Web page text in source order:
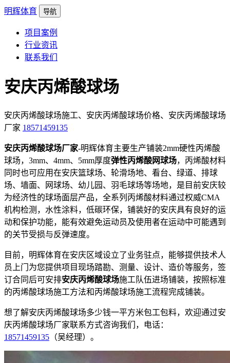
明辉体育 导航
项目案例
行业资讯
联系我们
安庆丙烯酸球场
安庆丙烯酸球场施工、安庆丙烯酸球场价格、安庆丙烯酸球场
厂家 18571459135
安庆丙烯酸球场厂家-明辉体育主要生产铺装2mm硬性丙烯酸
球场，3mm、4mm、5mm厚度弹性丙烯酸网球场，丙烯酸材料
同时也可应用在安庆篮球场、轮滑场地、看台、绿道、排球
场、墙面、网球场、幼儿园、羽毛球场等场地，是目前安庆较
为经济性的球场面层产品，全系列丙烯酸材料通过权威CMA
机构检测，水性涂料，低碳环保，铺装好的安庆具有良好的运
动和保护功能，能有效避免运动员及使用者在运动中可能遇到
的关节受损与反弹速度。
目前，明辉体育在安庆区域设立了业务驻点，能够提供技术人
员上门为您提供项目现场踏勘、测量、设计、造价等服务，签
订合同后可安排安庆丙烯酸球场施工队伍进场铺装，按照标准
的丙烯酸球场施工方法和丙烯酸球场施工流程完成铺装。
想了解安庆丙烯酸球场多少钱一平方米包工包料，欢迎通过安
庆丙烯酸球场厂家联系方式咨询我们，电话：
18571459135 （吴经理）。